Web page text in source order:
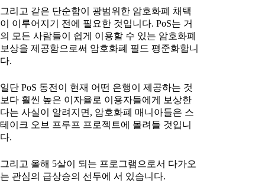
그리고 같은 단순함이 광범위한 암호화폐 채택
이 이루어지기 전에 필요한 것입니다. PoS는 거
의 모든 사람들이 쉽게 이용할 수 있는 암호화폐
보상을 제공함으로써 암호화폐 필드 평준화합니
다.
일단 PoS 동전이 현재 어떤 은행이 제공하는 것
보다 훨씬 높은 이자율로 이용자들에게 보상한
다는 사실이 알려지면, 암호화폐 매니아들은 스
테이크 오브 프루프 프로젝트에 몰려들 것입니
다.
그리고 올해 5살이 되는 프로그램으로서 다가오
는 관심의 급상승의 선두에 서 있습니다.